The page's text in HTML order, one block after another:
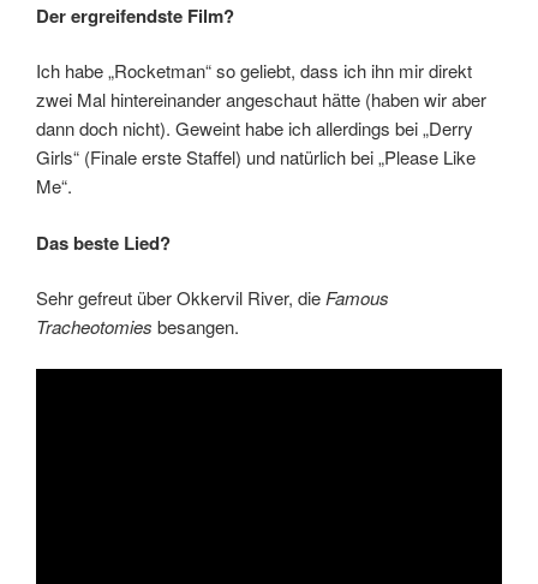
Der ergreifendste Film?
Ich habe „Rocketman“ so geliebt, dass ich ihn mir direkt
zwei Mal hintereinander angeschaut hätte (haben wir aber
dann doch nicht). Geweint habe ich allerdings bei „Derry
Girls“ (Finale erste Staffel) und natürlich bei „Please Like
Me“.
Das beste Lied?
Sehr gefreut über Okkervil River, dieFamous
Tracheotomies besangen.